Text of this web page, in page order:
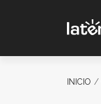
INICIO